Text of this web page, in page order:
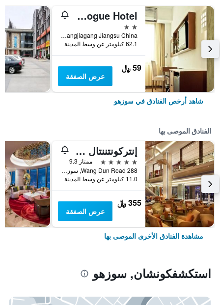
Zhangjiagang Newstay Vogue Hotel
2 نجمتين
No.84 Chang'an South Rd. Zhangjiagang Jiangsu China, سوزهو, الصين
62.1 كيلومتر عن وسط المدينة
59 ﷼
عرض الصفقة
شاهد أرخص الفنادق في سوزهو
الفنادق الموصى بها
إنتركونتننتال سوتشو باي آيتش جي
5 نجوم
ممتاز 9.3
288 Wang Dun Road, سوزهو, الصين
11.0 كيلومتر عن وسط المدينة
355 ﷼
عرض الصفقة
مشاهدة الفنادق الأخرى الموصى بها
استكشفكونشان, سوزهو